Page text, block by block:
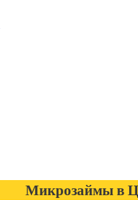
Микрозаймы в